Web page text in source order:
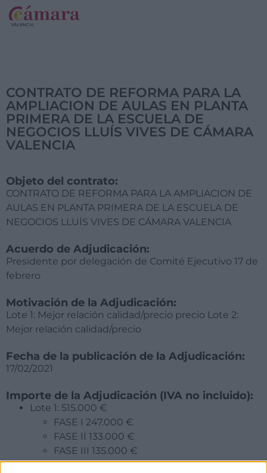
CONTRATO DE REFORMA PARA LA
AMPLIACION DE AULAS EN PLANTA
PRIMERA DE LA ESCUELA DE
NEGOCIOS LLUÍS VIVES DE CÁMARA
VALENCIA
Objeto del contrato:
CONTRATO DE REFORMA PARA LA AMPLIACION DE
AULAS EN PLANTA PRIMERA DE LA ESCUELA DE
NEGOCIOS LLUÍS VIVES DE CÁMARA VALENCIA
Acuerdo de Adjudicación:
Presidente por delegación de Comité Ejecutivo 17 de
febrero
Motivación de la Adjudicación:
Lote 1: Mejor relación calidad/precio precio Lote 2:
Mejor relación calidad/precio
Fecha de la publicación de la Adjudicación:
17/02/2021
Importe de la Adjudicación (IVA no incluido):
Lote 1: 515.000 €
FASE I 247.000 €
FASE II 133.000 €
FASE III 135.000 €
Lote 2: 85.270,23 €